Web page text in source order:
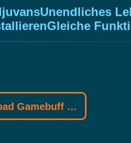
Gamebuff Trainer